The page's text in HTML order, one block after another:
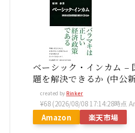
ベーシック・インカム –
題を解決できるか (中公
created by Rinker
¥68 (2026/08/08 17:14:28時点
Amazon 楽天市場